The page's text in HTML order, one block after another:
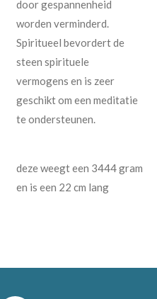
door gespannenheid
worden verminderd.
Spiritueel bevordert de
steen spirituele
vermogens en is zeer
geschikt om een meditatie
te ondersteunen.
deze weegt een 3444 gram
en is een 22 cm lang